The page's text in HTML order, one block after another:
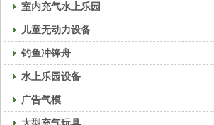
室内充气水上乐园
儿童无动力设备
钓鱼冲锋舟
水上乐园设备
广告气模